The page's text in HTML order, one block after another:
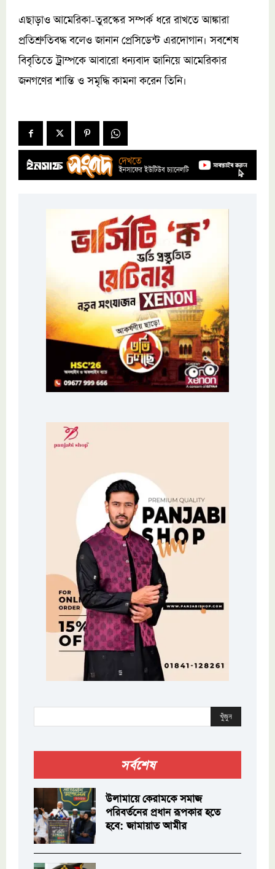
এছাড়াও আমেরিকা-তুরস্কের সম্পর্ক ধরে রাখতে আঙ্কারা
প্রতিশ্রুতিবদ্ধ বলেও জানান প্রেসিডেন্ট এরদোগান। সবশেষ
বিবৃতিতে ট্রাম্পকে আবারো ধন্যবাদ জানিয়ে আমেরিকার
জনগণের শান্তি ও সমৃদ্ধি কামনা করেন তিনি।
খুঁজুন
সর্বশেষ
উলামায়ে কেরামকে সমাজ
পরিবর্তনের প্রধান রূপকার হতে
হবে: জামায়াত আমীর